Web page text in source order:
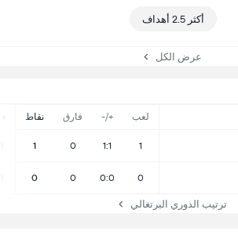
أكثر 2.5 أهداف
عرض الكل
لعب +/- فارق نقاط
1
1:1
0
1
0
0:0
0
0
ترتيب الدوري البرتغالي